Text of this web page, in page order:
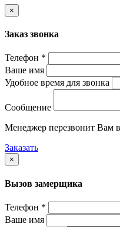
×
Заказ звонка
Телефон *
Ваше имя
Удобное время для звонка
Сообщение
Менеджер перезвонит Вам
Заказать
×
Вызов замерщика
Телефон *
Ваше имя